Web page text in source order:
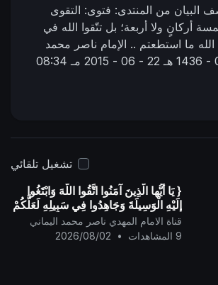
البیان من المنتدى: فتوى: التقوى
أركانٍ ولا أربعة؛ بل تتّقوا الله في
ما استطعتم .. الإمام ناصر محمد
22 - 06 - 2015 مـ
08:34
alyamani.org/
تشغيل تلقائي
{ يَا أيُّها الَّذِينَ آمَنُوا اتَّقُوا اللَّهَ وَابْتَغُوا
إِلَيْهِ الْوَسِيلَةَ وَجَاهِدُوا فِي سَبِيلِهِ لَعَلَّكُمْ
تُفْلِحُونَ }
قناة الامام المهدي ناصر محمد اليماني
9 المشاهدات
•
2026/08/02